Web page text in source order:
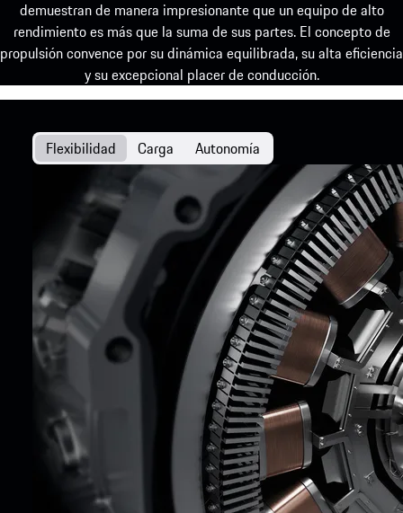
demuestran de manera impresionante que un equipo de alto
rendimiento es más que la suma de sus partes. El concepto de
propulsión convence por su dinámica equilibrada, su alta eficiencia
y su excepcional placer de conducción.
Flexibilidad Carga Autonomía